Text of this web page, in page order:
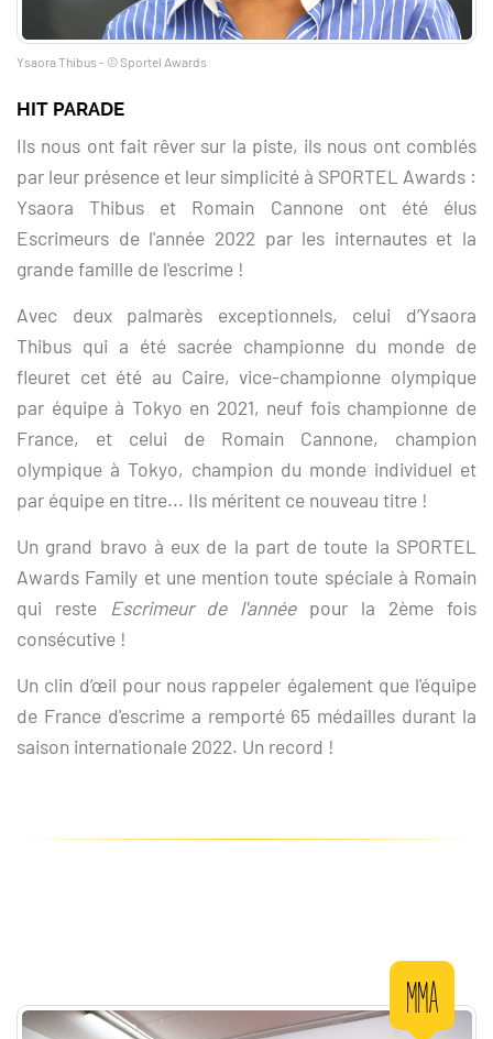
Ysaora Thibus - © Sportel Awards
HIT PARADE
Ils nous ont fait rêver sur la piste, ils nous ont comblés
par leur présence et leur simplicité à SPORTEL Awards :
Ysaora Thibus et Romain Cannone ont été élus
Escrimeurs de l'année 2022 par les internautes et la
grande famille de l'escrime !
Avec deux palmarès exceptionnels, celui d’Ysaora
Thibus qui a été sacrée championne du monde de
fleuret cet été au Caire, vice-championne olympique
par équipe à Tokyo en 2021, neuf fois championne de
France, et celui de Romain Cannone, champion
olympique à Tokyo, champion du monde individuel et
par équipe en titre... Ils méritent ce nouveau titre !
Un grand bravo à eux de la part de toute la SPORTEL
Awards Family et une mention toute spéciale à Romain
qui reste Escrimeur de l'annéepour la 2ème fois
consécutive !
Un clin d’œil pour nous rappeler également que l'équipe
de France d'escrime a remporté 65 médailles durant la
saison internationale 2022. Un record !
MMA